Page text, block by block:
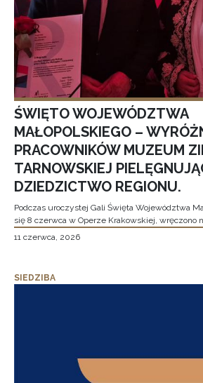
ŚWIĘTO WOJEWÓDZTWA
MAŁOPOLSKIEGO –
PRACOWNIKÓW MUZEUM
TARNOWSKIEJ
DZIEDZICTWO REGIONU.
Podczas uroczystej Gali Święta Województwa
się 8 czerwca w Operze Krakowskiej, wręczono
11 czerwca, 2026
SIEDZIBA